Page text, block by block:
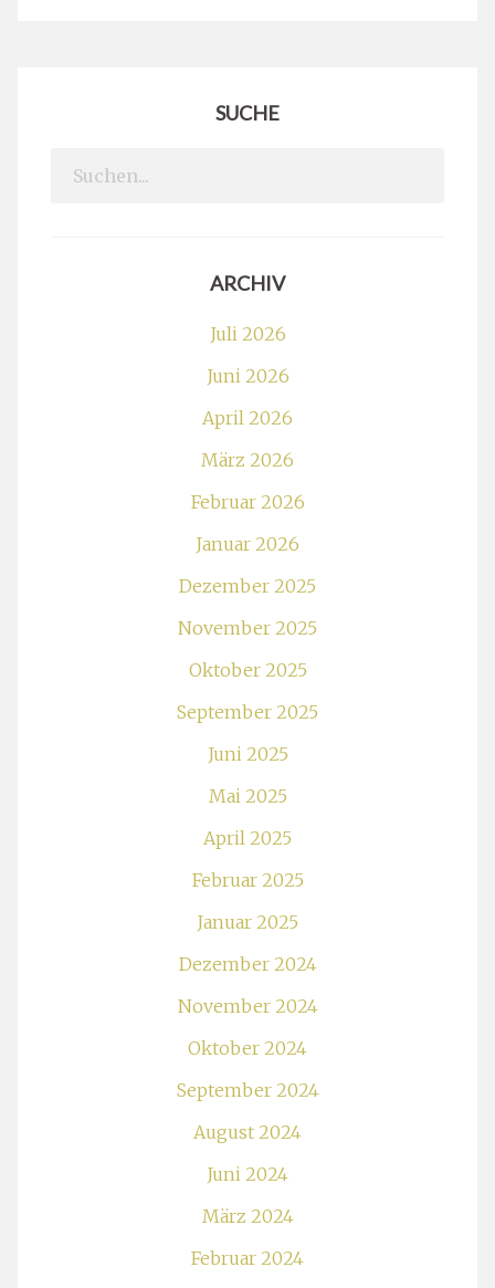
SUCHE
Search
ARCHIV
Juli 2026
Juni 2026
April 2026
März 2026
Februar 2026
Januar 2026
Dezember 2025
November 2025
Oktober 2025
September 2025
Juni 2025
Mai 2025
April 2025
Februar 2025
Januar 2025
Dezember 2024
November 2024
Oktober 2024
September 2024
August 2024
Juni 2024
März 2024
Februar 2024